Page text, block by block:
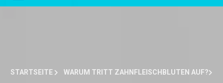
STARTSEITE WARUM TRITT ZAHNFLEISCHBLUTEN AUF?